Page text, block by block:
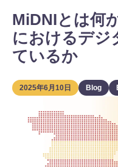
MiDNIとは何
におけるデジ
ているか
2025年6月10日 Blog